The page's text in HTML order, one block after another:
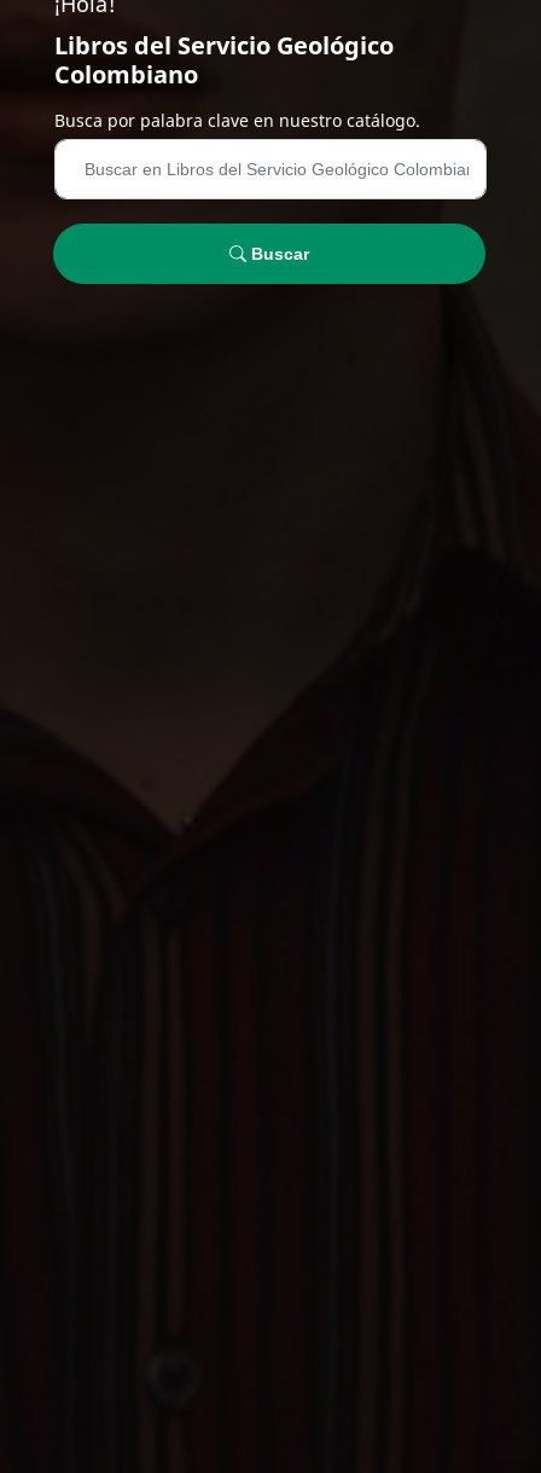
Libros del Servicio Geológico
Colombiano
Busca por palabra clave en nuestro catálogo.
Buscar